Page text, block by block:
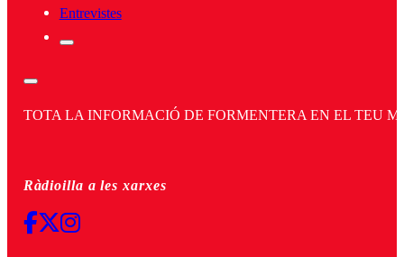
Entrevistes
TOTA LA INFORMACIÓ DE FORMENTERA EN EL TEU
Ràdioilla a les xarxes